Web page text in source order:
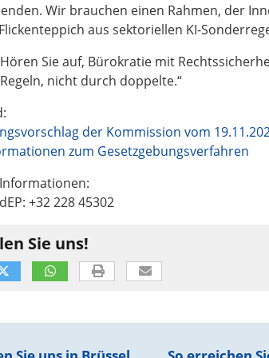
Wir brauchen einen Rahmen, der
aus sektoriellen KI-
Sie auf, Bürokratie mit
nicht durch doppelte.“
der Kommission vom
zum Gesetzgebungsverfahren
+32 228 45302
Sie uns!